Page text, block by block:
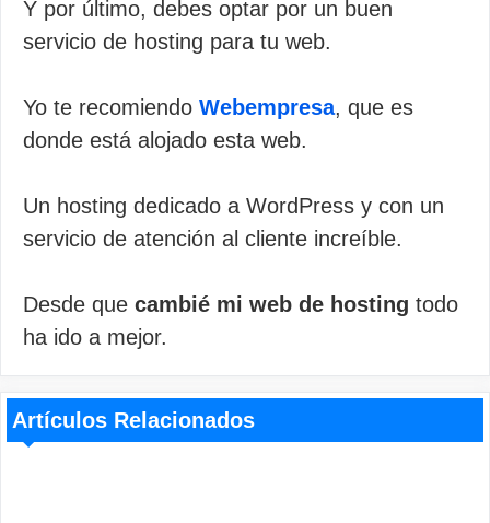
Y por último, debes optar por un buen
servicio de hosting para tu web.
Yo te recomiendo Webempresa, que es
donde está alojado esta web.
Un hosting dedicado a WordPress y con un
servicio de atención al cliente increíble.
Desde que cambié mi web de hosting todo
ha ido a mejor.
Artículos Relacionados